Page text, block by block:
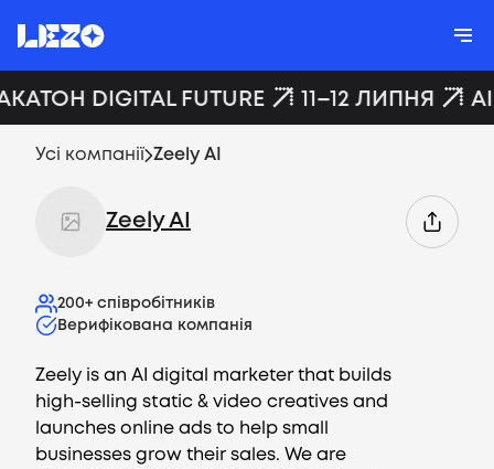
DIGITAL FUTURE 11–12 ЛИПНЯ
Усі компанії Zeely AI
Zeely AI
200+ співробітників
Верифікована компанія
Zeely is an AI digital marketer that builds
high-selling static & video creatives and
launches online ads to help small
businesses grow their sales. We are